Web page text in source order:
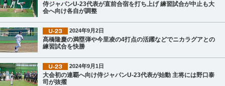
侍ジャパンU-23代表が直前合宿を打ち上げ 練習試合が中止も大
会へ向け各自が調整
2024年9月2日
髙橋隆慶の満塁弾や今里凌の4打点の活躍などでニカラグアとの
練習試合を快勝
2024年9月1日
大会初の連覇へ向け侍ジャパンU-23代表が始動 主将には野口泰
司が抜擢